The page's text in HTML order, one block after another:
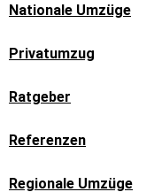
Nationale Umzüge
Privatumzug
Ratgeber
Referenzen
Regionale Umzüge